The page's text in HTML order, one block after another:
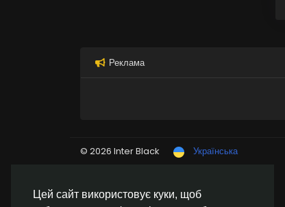
Цей сайт використовує куки, щоб
Реклама
© 2026 Inter Black Українська